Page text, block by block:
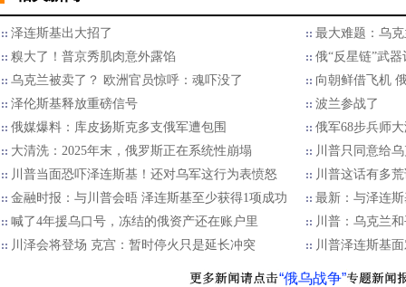
泽连斯基出大招了
最大难题：乌
糗大了！普京秀肌肉意外露馅
俄“反星链”武
乌克兰被卖了？ 欧洲官员惊呼：魂吓没了
向朝鲜借飞机
泽伦斯基释放重磅信号
波兰参战了
俄媒爆料：库皮扬斯克多支俄军遭包围
俄军68步兵师
大清洗：2025年末，俄罗斯正在系统性崩塌
川普只同意给
川普当面恐吓泽连斯基！还对乌军这行为表愤怒
川普这话有多
金融时报：与川普会晤 泽连斯基至少获得1项成功
最新：与泽连
喊了4年援乌口号，冻结的俄资产还在账户里
川普：乌克兰
川泽会将登场 克宫：暂时停火只是延长冲突
川普泽连斯基
“俄乌战争”